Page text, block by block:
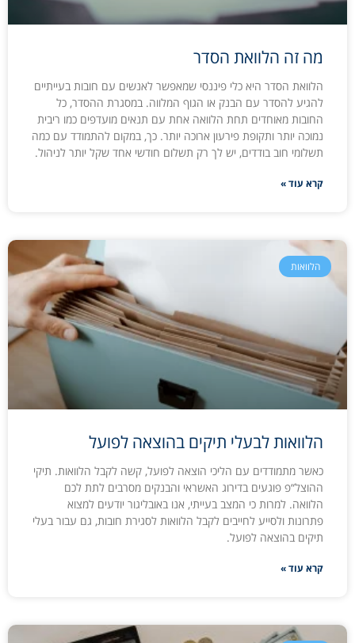
מה זה הלוואת הסדר
הלוואת הסדר היא כלי פיננסי שמאפשר לאנשים עם חובות בעייתיים
להגיע להסדר עם הבנק או הגוף המלווה. במסגרת ההסדר, כל
החובות מאוחדים תחת הלוואה אחת עם תנאים מועדפים כמו ריבית
נמוכה יותר ותקופת פירעון ארוכה יותר. כך, במקום להתמודד עם כמה
תשלומי חוב בודדים, יש לך רק תשלום חודשי אחד שקל יותר לניהול.
קרא עוד »
הלוואות
הלוואות לבעלי תיקים בהוצאה לפועל
כאשר מתמודדים עם הליכי הוצאה לפועל, קשה לקבל הלוואות. תיקי
ההוצל“פ פוגעים בדירוג האשראי והבנקים מסרבים לתת לכם
הלוואה. למרות כי המצב בעייתי, אנו באובליגור יודעים למצוא
פתרונות ולסייע לחייבים לקבל הלוואות לסגירת חובות, גם עבור בעלי
תיקים בהוצאה לפועל.
קרא עוד »